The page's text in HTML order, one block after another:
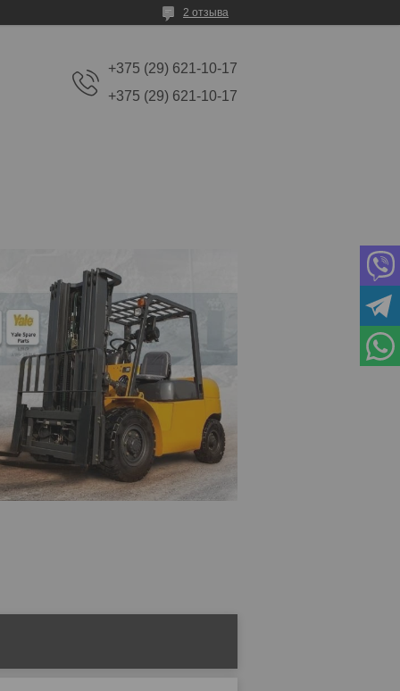
2 отзыва
+375 (29) 621-10-17
+375 (29) 621-10-17